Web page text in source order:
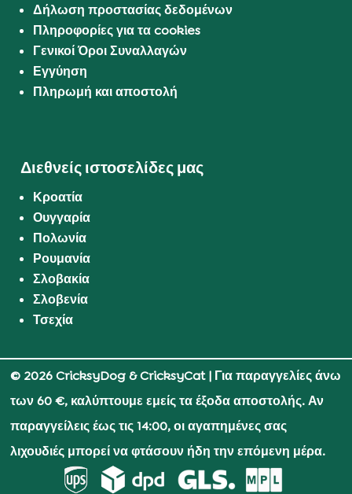
Δήλωση προστασίας δεδομένων
Πληροφορίες για τα cookies
Γενικοί Όροι Συναλλαγών
Εγγύηση
Πληρωμή και αποστολή
Διεθνείς ιστοσελίδες μας
Κροατία
Ουγγαρία
Πολωνία
Ρουμανία
Σλοβακία
Σλοβενία
Τσεχία
© 2026 CricksyDog & CricksyCat| Για παραγγελίες άνω
των 60 €, καλύπτουμε εμείς τα έξοδα αποστολής. Αν
παραγγείλεις έως τις 14:00, οι αγαπημένες σας
λιχουδιές μπορεί να φτάσουν ήδη την επόμενη μέρα.